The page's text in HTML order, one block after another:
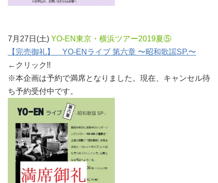
7月27日(土) YO-EN東京・横浜ツアー2019夏⑤
【完売御礼】 YO-ENライブ 第六章 〜昭和歌謡SP.〜
←クリック!!
※本企画は予約で満席となりました。現在、キャンセル待
ち予約受付中です。